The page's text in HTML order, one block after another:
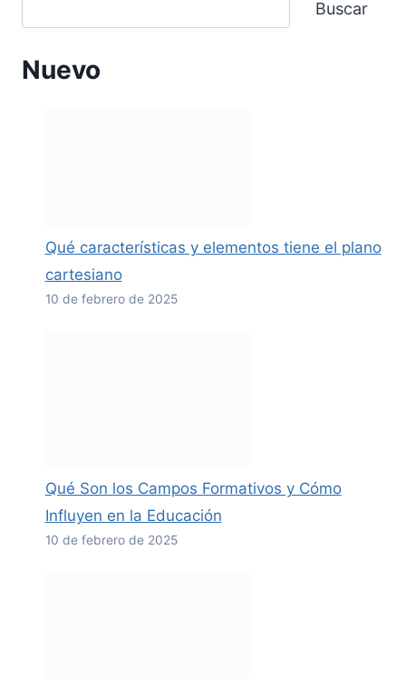
Buscar
Nuevo
Qué características y elementos tiene el plano
cartesiano
10 de febrero de 2025
Qué Son los Campos Formativos y Cómo
Influyen en la Educación
10 de febrero de 2025